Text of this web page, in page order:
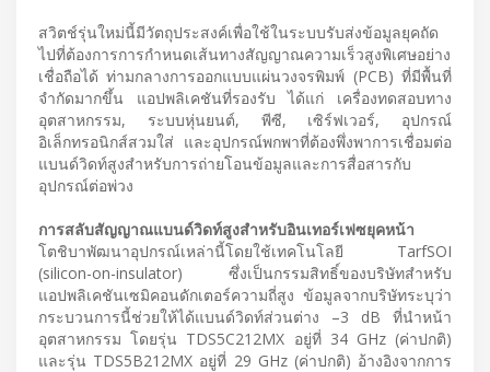
สวิตช์รุ่นใหม่นี้มีวัตถุประสงค์เพื่อใช้ในระบบรับส่งข้อมูลยุคถัด
ไปที่ต้องการการกำหนดเส้นทางสัญญาณความเร็วสูงพิเศษอย่าง
เชื่อถือได้ ท่ามกลางการออกแบบแผ่นวงจรพิมพ์ (PCB) ที่มีพื้นที่
จำกัดมากขึ้น แอปพลิเคชันที่รองรับ ได้แก่ เครื่องทดสอบทาง
อุตสาหกรรม, ระบบหุ่นยนต์, พีซี, เซิร์ฟเวอร์, อุปกรณ์
อิเล็กทรอนิกส์สวมใส่ และอุปกรณ์พกพาที่ต้องพึ่งพาการเชื่อมต่อ
แบนด์วิดท์สูงสำหรับการถ่ายโอนข้อมูลและการสื่อสารกับ
อุปกรณ์ต่อพ่วง
การสลับสัญญาณแบนด์วิดท์สูงสำหรับอินเทอร์เฟซยุคหน้า
โตชิบาพัฒนาอุปกรณ์เหล่านี้โดยใช้เทคโนโลยี TarfSOI
(silicon-on-insulator) ซึ่งเป็นกรรมสิทธิ์ของบริษัทสำหรับ
แอปพลิเคชันเซมิคอนดักเตอร์ความถี่สูง ข้อมูลจากบริษัทระบุว่า
กระบวนการนี้ช่วยให้ได้แบนด์วิดท์ส่วนต่าง –3 dB ที่นำหน้า
อุตสาหกรรม โดยรุ่น TDS5C212MX อยู่ที่ 34 GHz (ค่าปกติ)
และรุ่น TDS5B212MX อยู่ที่ 29 GHz (ค่าปกติ) อ้างอิงจากการ